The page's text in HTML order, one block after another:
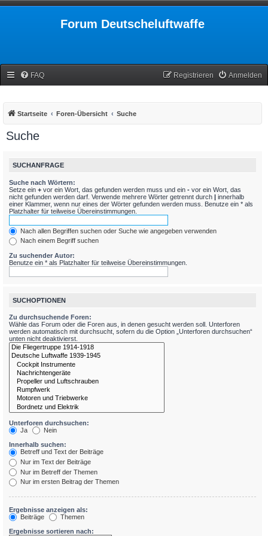
Forum Deutscheluftwaffe
FAQ Anmelden
Registrieren
Startseite Foren-Übersicht Suche
Suche
SUCHANFRAGE
Suche nach Wörtern:
Setze ein + vor ein Wort, das gefunden werden muss und ein - vor ein Wort, das
nicht gefunden werden darf. Verwende mehrere Wörter getrennt durch | innerhalb
einer Klammer, wenn nur eines der Wörter gefunden werden muss. Benutze ein * als
Platzhalter für teilweise Übereinstimmungen.
Nach allen Begriffen suchen oder Suche wie angegeben verwenden
Nach einem Begriff suchen
Zu suchender Autor:
Benutze ein * als Platzhalter für teilweise Übereinstimmungen.
SUCHOPTIONEN
Zu durchsuchende Foren:
Wähle das Forum oder die Foren aus, in denen gesucht werden soll. Unterforen
werden automatisch mit durchsucht, sofern du die Option „Unterforen durchsuchen“
unten nicht deaktivierst.
Unterforen durchsuchen:
Ja
Nein
Innerhalb suchen:
Betreff und Text der Beiträge
Nur im Text der Beiträge
Nur im Betreff der Themen
Nur im ersten Beitrag der Themen
Ergebnisse anzeigen als:
Beiträge
Themen
Ergebnisse sortieren nach: